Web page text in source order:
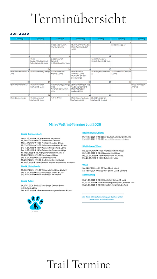
Terminübersicht
Trail Termine